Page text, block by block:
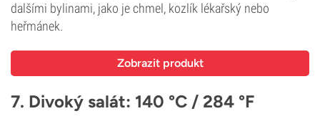
dalšími bylinami, jako je chmel, kozlík lékařský nebo
heřmánek.
Zobrazit produkt
7. Divoký salát: 140 °C / 284 °F